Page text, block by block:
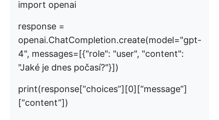
import openai
response =
openai.ChatCompletion.create(model="gpt-
4", messages=[{"role": "user", "content":
"Jaké je dnes počasí?"}])
print(response[“choices”][0][“message”]
[“content”])